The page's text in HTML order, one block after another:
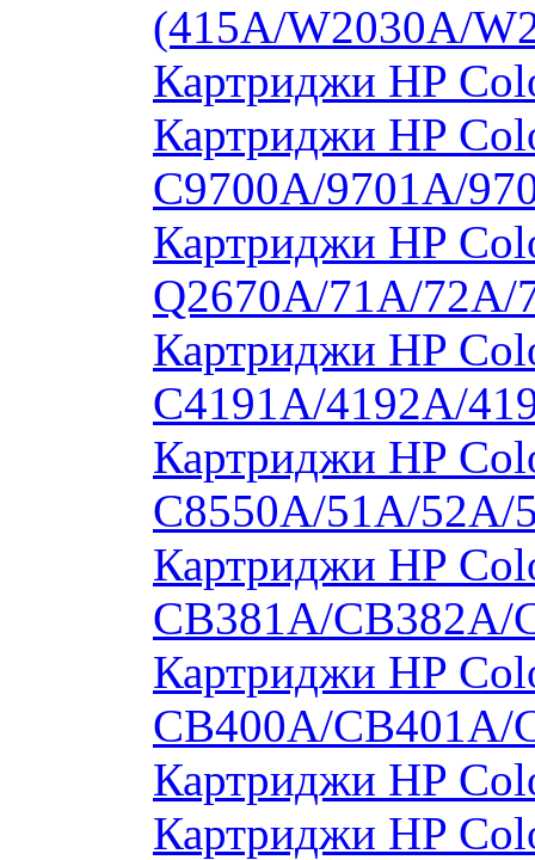
(415A/W2030A/
Картриджи HP
Картриджи HP
C9700A/9701A/
Картриджи HP
Q2670A/71A/
Картриджи HP
C4191A/4192A/
Картриджи HP
C8550A/51A/
Картриджи HP
CB381A/CB382A/
Картриджи HP
CB400A/CB401A/
Картриджи HP
Картриджи HP